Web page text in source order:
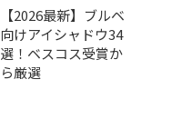
【2026最新】ブルベ
向けアイシャドウ34
選！ベスコス受賞か
ら厳選